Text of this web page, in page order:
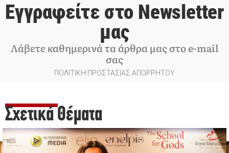
Εγγραφείτε στο Newsletter
μας
Λάβετε καθημερινά τα άρθρα μας στο e-mail
σας
ΠΟΛΙΤΙΚΗ ΠΡΟΣΤΑΣΙΑΣ ΑΠΟΡΡΗΤΟΥ
Σχετικά Θέματα